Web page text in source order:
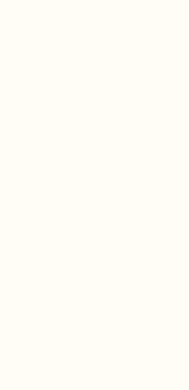
og håndklædevarmere, fint værelse
opholdsstue. Fra stuen er der udgang til den
du kan nyde udsigten til den skønne terrasse
spiseplads samt klinkegulv med gulvvarme,
trægulv samt stort flisebadeværelse med både